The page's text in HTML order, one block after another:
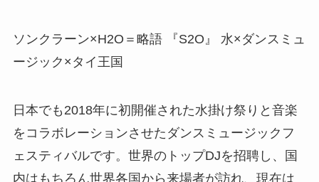
ソンクラーン×H2O＝略語 『S2O』 水×ダンスミュ
ージック×タイ王国
日本でも2018年に初開催された水掛け祭りと音楽
をコラボレーションさせたダンスミュージックフ
ェスティバルです。世界のトップDJを招聘し、国
内はもちろん世界各国から来場者が訪れ、現在は